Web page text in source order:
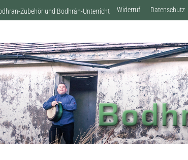
Zubehör und Bodhrán-Unterricht Widerruf Datenschutz